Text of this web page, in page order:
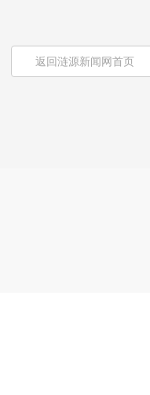
返回涟源新闻网首页